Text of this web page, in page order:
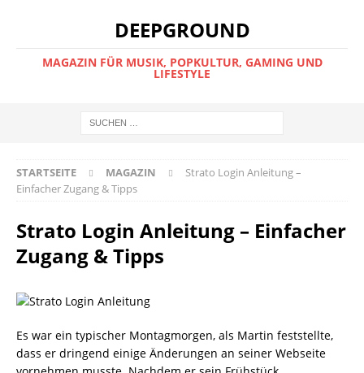
DEEPGROUND
MAGAZIN FÜR MUSIK, POPKULTUR, GAMING UND
LIFESTYLE
STARTSEITE MAGAZIN
Strato Login Anleitung –
Einfacher Zugang & Tipps
Strato Login Anleitung – Einfacher
Zugang & Tipps
Es war ein typischer Montagmorgen, als Martin feststellte,
dass er dringend einige Änderungen an seiner Webseite